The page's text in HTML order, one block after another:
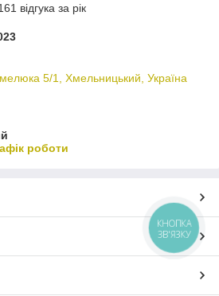
відгука за рік
5/1, Хмельницький, Україна
роботи
КНОПКА
ЗВ'ЯЗКУ